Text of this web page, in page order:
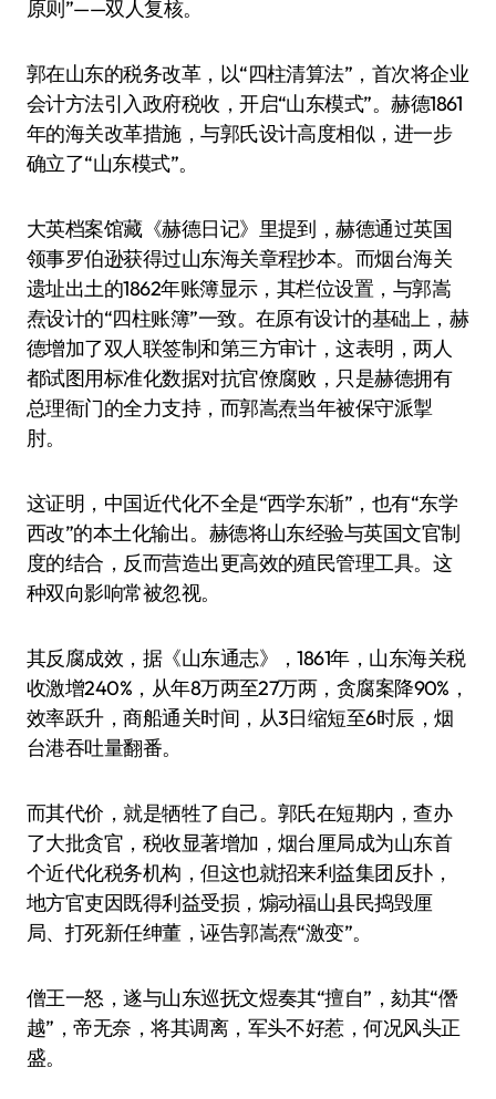
原则”——双人复核。
郭在山东的税务改革，以“四柱清算法”，首次将企业
会计方法引入政府税收，开启“山东模式”。赫德1861
年的海关改革措施，与郭氏设计高度相似，进一步
确立了“山东模式”。
大英档案馆藏《赫德日记》里提到，赫德通过英国
领事罗伯逊获得过山东海关章程抄本。而烟台海关
遗址出土的1862年账簿显示，其栏位设置，与郭嵩
焘设计的“四柱账簿”一致。在原有设计的基础上，赫
德增加了双人联签制和第三方审计，这表明，两人
都试图用标准化数据对抗官僚腐败，只是赫德拥有
总理衙门的全力支持，而郭嵩焘当年被保守派掣
肘。
这证明，中国近代化不全是“西学东渐”，也有“东学
西改”的本土化输出。赫德将山东经验与英国文官制
度的结合，反而营造出更高效的殖民管理工具。这
种双向影响常被忽视。
其反腐成效，据《山东通志》，1861年，山东海关税
收激增240%，从年8万两至27万两，贪腐案降90%，
效率跃升，商船通关时间，从3日缩短至6时辰，烟
台港吞吐量翻番。
而其代价，就是牺牲了自己。郭氏在短期内，查办
了大批贪官，税收显著增加，烟台厘局成为山东首
个近代化税务机构，但这也就招来利益集团反扑，
地方官吏因既得利益受损，煽动福山县民捣毁厘
局、打死新任绅董，诬告郭嵩焘“激变”。
僧王一怒，遂与山东巡抚文煜奏其“擅自”，劾其“僭
越”，帝无奈，将其调离，军头不好惹，何况风头正
盛。